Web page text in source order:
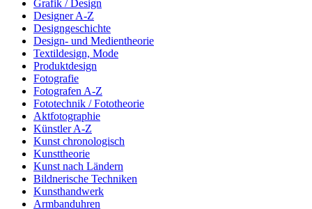
Grafik / Design
Designer A-Z
Designgeschichte
Design- und Medientheorie
Textildesign, Mode
Produktdesign
Fotografie
Fotografen A-Z
Fototechnik / Fototheorie
Aktfotographie
Künstler A-Z
Kunst chronologisch
Kunsttheorie
Kunst nach Ländern
Bildnerische Techniken
Kunsthandwerk
Armbanduhren